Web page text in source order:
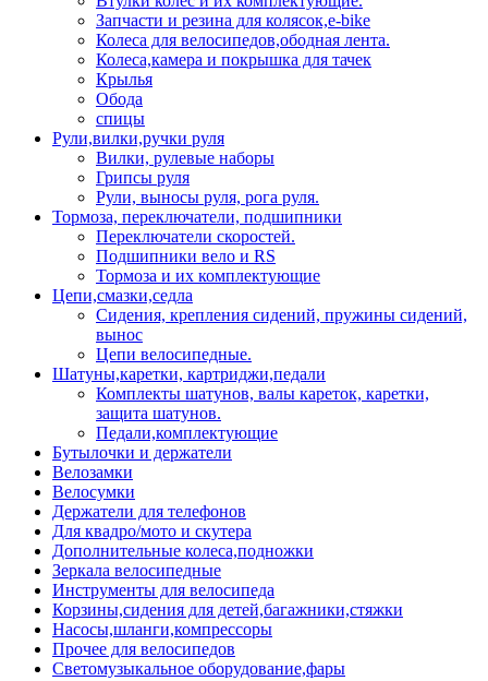
Запчасти и резина для колясок,e-bike
Колеса для велосипедов,ободная лента.
Колеса,камера и покрышка для тачек
Крылья
Обода
спицы
Рули,вилки,ручки руля
Вилки, рулевые наборы
Грипсы руля
Рули, выносы руля, рога руля.
Тормоза, переключатели, подшипники
Переключатели скоростей.
Подшипники вело и RS
Тормоза и их комплектующие
Цепи,смазки,седла
Сидения, крепления сидений, пружины сидений,
вынос
Цепи велосипедные.
Шатуны,каретки, картриджи,педали
Комплекты шатунов, валы кареток, каретки,
защита шатунов.
Педали,комплектующие
Бутылочки и держатели
Велозамки
Велосумки
Держатели для телефонов
Для квадро/мото и скутера
Дополнительные колеса,подножки
Зеркала велосипедные
Инструменты для велосипеда
Корзины,сидения для детей,багажники,стяжки
Насосы,шланги,компрессоры
Прочее для велосипедов
Светомузыкальное оборудование,фары